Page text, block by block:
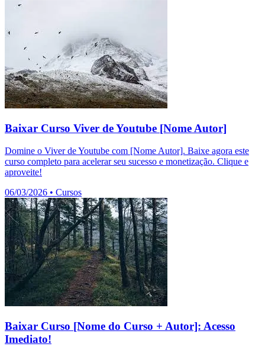
Baixar Curso Viver de Youtube [Nome Autor]
Domine o Viver de Youtube com [Nome Autor]. Baixe agora este
curso completo para acelerar seu sucesso e monetização. Clique e
aproveite!
06/03/2026 • Cursos
Baixar Curso [Nome do Curso + Autor]: Acesso
Imediato!